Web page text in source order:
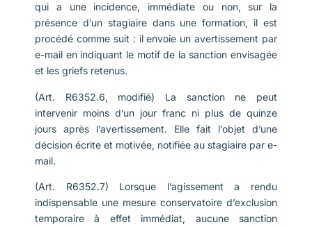
qui a une incidence, immédiate ou non, sur la
présence d’un stagiaire dans une formation, il est
procédé comme suit : il envoie un avertissement par
e-mail en indiquant le motif de la sanction envisagée
et les griefs retenus.
(Art. R6352.6, modifié) La sanction ne peut
intervenir moins d’un jour franc ni plus de quinze
jours après l’avertissement. Elle fait l’objet d’une
décision écrite et motivée, notifiée au stagiaire par e-
mail.
(Art. R6352.7) Lorsque l’agissement a rendu
indispensable une mesure conservatoire d’exclusion
temporaire à effet immédiat, aucune sanction